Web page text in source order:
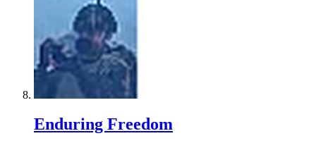
Enduring Freedom